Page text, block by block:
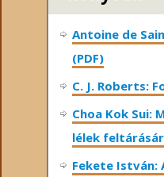
Antoine de
(PDF)
C. J. Roberts:
Choa Kok Sui:
lélek
Fekete István: